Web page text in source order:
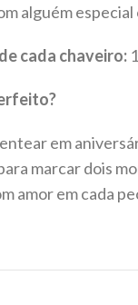
alguém
cada chaveiro:
em
marcar dois
amor em cada